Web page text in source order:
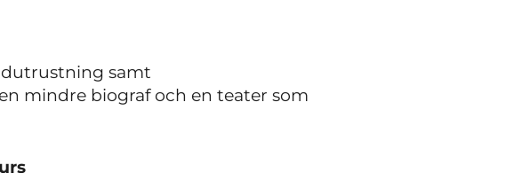
samt
mindre biograf och en teater som